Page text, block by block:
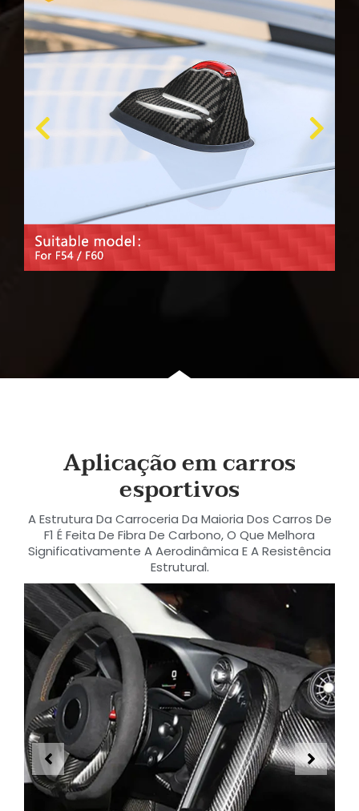
Aplicação em carros
esportivos
A Estrutura Da Carroceria Da Maioria Dos Carros De
F1 É Feita De Fibra De Carbono, O Que Melhora
Significativamente A Aerodinâmica E A Resistência
Estrutural.